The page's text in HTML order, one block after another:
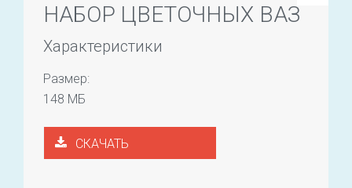
НАБОР ЦВЕТОЧНЫХ ВАЗ
Характеристики
Размер:
148 МБ
СКАЧАТЬ